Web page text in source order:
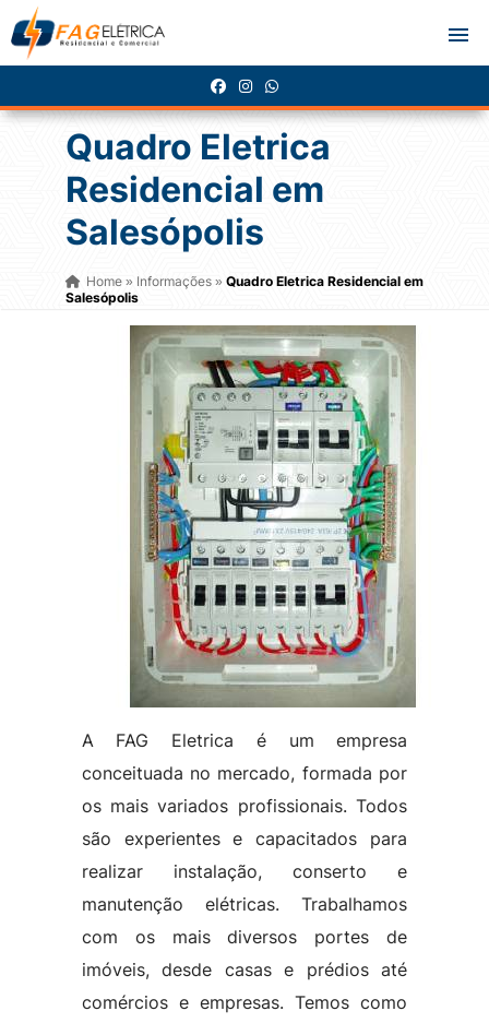
Quadro Eletrica
Residencial em
Salesópolis
Home» Informações » Quadro Eletrica Residencial em
Salesópolis
A FAG Eletrica é um empresa
conceituada no mercado, formada por
os mais variados profissionais. Todos
são experientes e capacitados para
realizar instalação, conserto e
manutenção elétricas. Trabalhamos
com os mais diversos portes de
imóveis, desde casas e prédios até
comércios e empresas. Temos como